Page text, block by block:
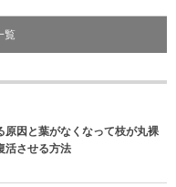
覧
原因と葉がなくなって枝が丸裸
活させる方法